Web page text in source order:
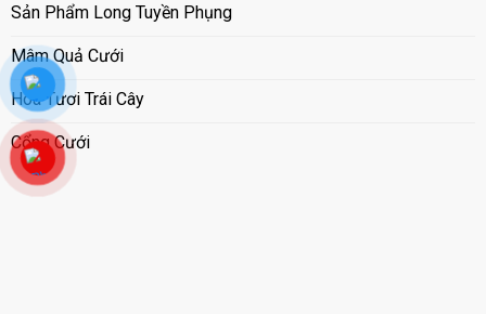
Sản Phẩm Long Tuyền Phụng
Mâm Quả Cưới
Hoa Tươi Trái Cây
Cổng Cưới